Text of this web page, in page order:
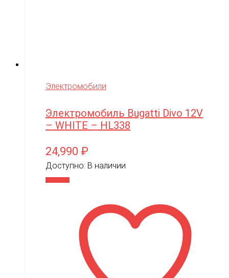
Электромобили
Электромобиль Bugatti Divo 12V
– WHITE – HL338
24,990 ₽
Доступно: В наличии